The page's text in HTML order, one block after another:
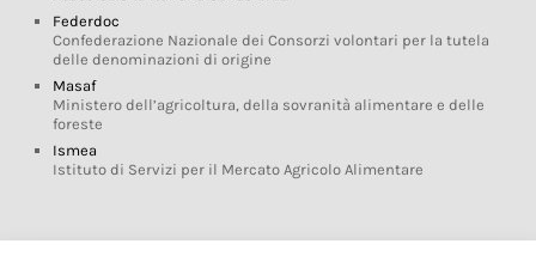
Federdoc
Confederazione Nazionale dei Consorzi volontari per la tutela
delle denominazioni di origine
Masaf
Ministero dell’agricoltura, della sovranità alimentare e delle
foreste
Ismea
Istituto di Servizi per il Mercato Agricolo Alimentare